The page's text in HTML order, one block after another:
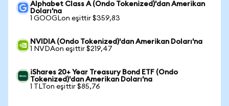
Alphabet Class A (Ondo Tokenized)'dan Amerikan
Doları'na
1 GOOGLon eşittir $359,83
NVIDIA (Ondo Tokenized)'dan Amerikan Doları'na
1 NVDAon eşittir $219,47
iShares 20+ Year Treasury Bond ETF (Ondo
Tokenized)'dan Amerikan Doları'na
1 TLTon eşittir $85,76